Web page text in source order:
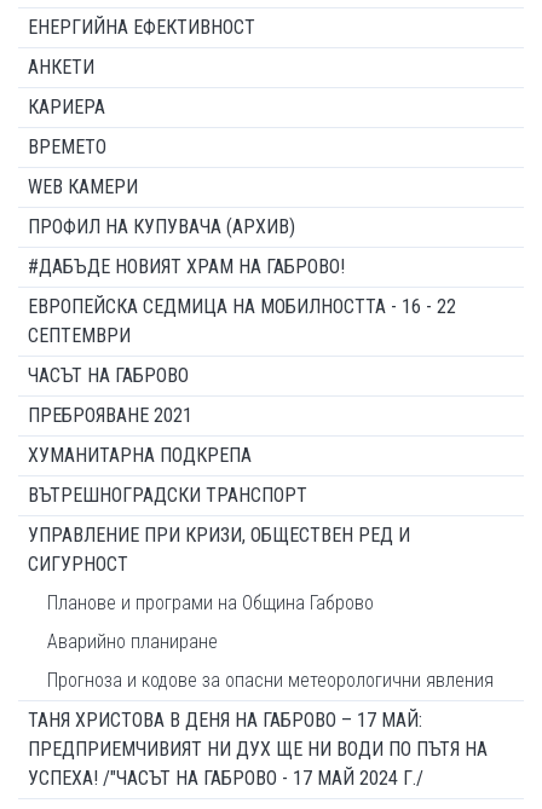
ЕНЕРГИЙНА ЕФЕКТИВНОСТ
АНКЕТИ
КАРИЕРА
ВРЕМЕТО
WEB КАМЕРИ
ПРОФИЛ НА КУПУВАЧА (АРХИВ)
#ДАБЪДЕ НОВИЯТ ХРАМ НА ГАБРОВО!
ЕВРОПЕЙСКА СЕДМИЦА НА МОБИЛНОСТТА - 16 - 22
СЕПТЕМВРИ
ЧАСЪТ НА ГАБРОВО
ПРЕБРОЯВАНЕ 2021
ХУМАНИТАРНА ПОДКРЕПА
ВЪТРЕШНОГРАДСКИ ТРАНСПОРТ
УПРАВЛЕНИЕ ПРИ КРИЗИ, ОБЩЕСТВЕН РЕД И
СИГУРНОСТ
Планове и програми на Община Габрово
Аварийно планиране
Прогноза и кодове за опасни метеорологични явления
ТАНЯ ХРИСТОВА В ДЕНЯ НА ГАБРОВО – 17 МАЙ:
ПРЕДПРИЕМЧИВИЯТ НИ ДУХ ЩЕ НИ ВОДИ ПО ПЪТЯ НА
УСПЕХА! /"ЧАСЪТ НА ГАБРОВО - 17 МАЙ 2024 Г./